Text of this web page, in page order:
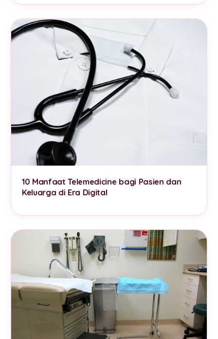
10 Manfaat Telemedicine bagi Pasien dan
Keluarga di Era Digital